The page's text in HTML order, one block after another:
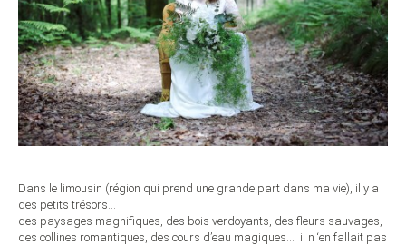
Dans le limousin (région qui prend une grande part dans ma vie), il y a
des petits trésors…
des paysages magnifiques, des bois verdoyants, des fleurs sauvages,
des collines romantiques, des cours d’eau magiques… il n ‘en fallait pas